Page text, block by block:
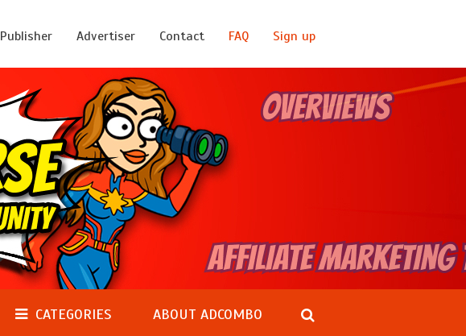
Publisher Advertiser Contact FAQ Sign up
CATEGORIES ABOUT ADCOMBO